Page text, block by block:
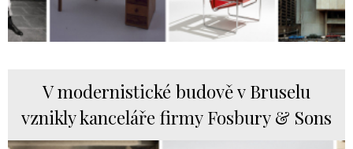
V modernistické budově v Bruselu
vznikly kanceláře firmy Fosbury & Sons